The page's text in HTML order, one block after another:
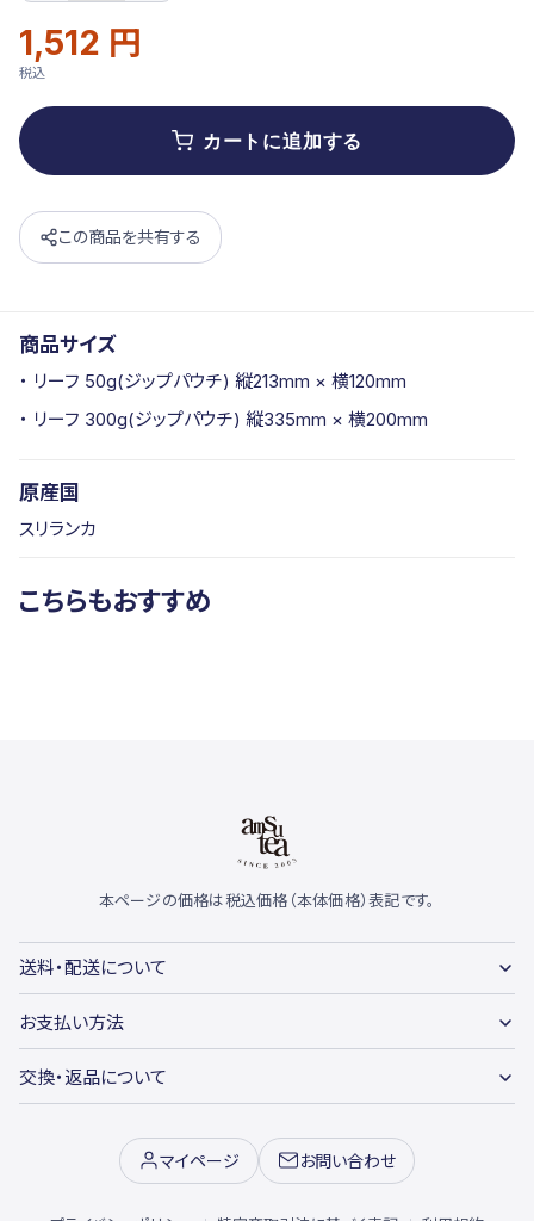
通
常
価
1,512 円
税込
カートに追加する
この商品を共有する
商品サイズ
リーフ 50g(ジップパウチ) 縦213mm × 横120mm
リーフ 300g(ジップパウチ) 縦335mm × 横200mm
原産国
スリランカ
こちらもおすすめ
本ページの価格は税込価格（本体価格）表記です。
送料・配送について
お支払い方法
交換・返品について
マイページ お問い合わせ